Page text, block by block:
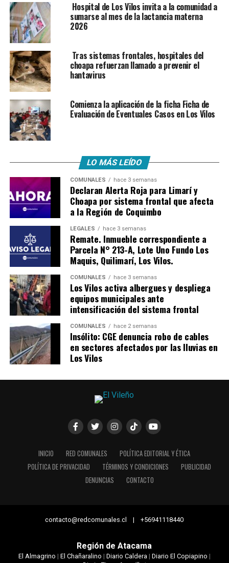
Hospital de Los Vilos invita a la comunidad a
sumarse al mes de la lactancia materna
2026
Tras sistemas frontales, hospitales del
choapa refuerzan llamado a prevenir el
hantavirus
Comienza la aplicación de la ficha Ficha de
Evaluación de Eventuales Casos en Los Vilos
LO MÁS LEÍDO
COMUNALES hace 3 semanas
Declaran Alerta Roja para Limarí y
Choapa por sistema frontal que afecta
a la Región de Coquimbo
LEGALES hace 3 semanas
Remate. Inmueble correspondiente a
Parcela N° 213-A, Lote Uno Fundo Los
Maquis, Quilimarí, Los Vilos.
COMUNALES hace 3 semanas
Los Vilos activa albergues y despliega
equipos municipales ante
intensificación del sistema frontal
COMUNALES hace 2 semanas
Insólito: CGE denuncia robo de cables
en sectores afectados por las lluvias en
Los Vilos
INICIO RED COMUNALES
POLÍTICA EDITORIAL Y ÉTICA
POLÍTICA DE PRIVACIDAD
TÉRMINOS Y CONDICIONES
PUBLICIDAD
DENUNCIAS
CONTACTO
contacto@redcomunales.cl | +56941118440
Región de Atacama
El Almagrino | El Chañaralino | Diario Caldera| Diario El Copiapino |